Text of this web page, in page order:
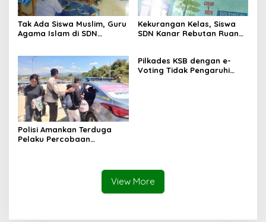
Tak Ada Siswa Muslim, Guru
Agama Islam di SDN
Kekurangan Kelas, Siswa
SDN Kanar Rebutan Ruang
Polisi Amankan Terduga
Pelaku Percobaan
Pilkades KSB dengan e-
Voting Tidak Pengaruhi
View More